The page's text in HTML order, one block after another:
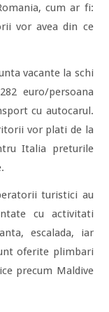
cum ar fi:
vor avea din ce
vacante la schi
euro/persoana
cu autocarul.
vor plati de la
Italia preturile
turistici au
cu activitati
escalada, iar
oferite plimbari
precum Maldive